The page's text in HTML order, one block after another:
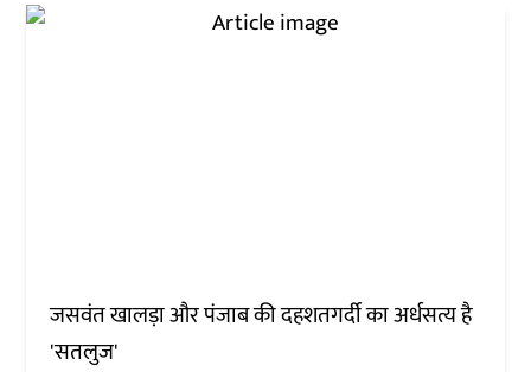
जसवंत खालड़ा और पंजाब की दहशतगर्दी का अर्धसत्य है
'सतलुज'